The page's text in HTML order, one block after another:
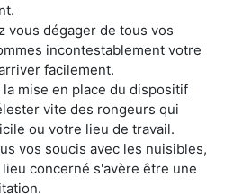
vous dégager de tous vos
incontestablement votre
facilement.
mise en place du dispositif
vite des rongeurs qui
ou votre lieu de travail.
vos soucis avec les nuisibles,
concerné s'avère être une